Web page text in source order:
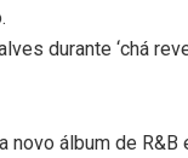
durante ‘chá
novo álbum de